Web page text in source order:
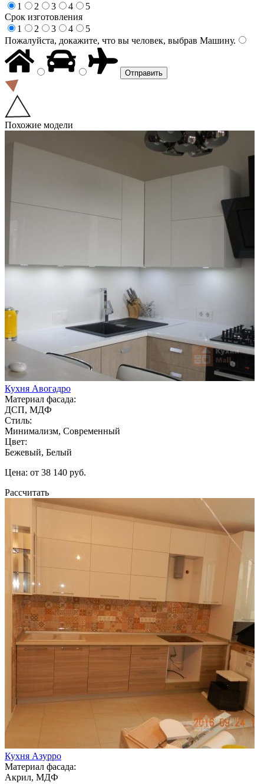
1
2 3 4
5
Срок изготовления
1
2 3 4
5
Пожалуйста, докажите, что вы человек, выбрав Машину.
Похожие модели
Кухня Авогадро
Материал фасада:
ДСП, МДФ
Стиль:
Минимализм, Современный
Цвет:
Бежевый, Белый
Цена: от 38 140 руб.
Рассчитать
Кухня Азурро
Материал фасада:
Акрил, МДФ